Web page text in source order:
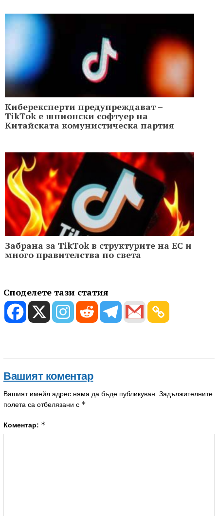
Киберексперти предупреждават –
TikTok е шпионски софтуер на
Китайската комунистическа партия
Забрана за TikTok в структурите на ЕС и
много правителства по света
Споделете тази статия
Вашият коментар
Вашият имейл адрес няма да бъде публикуван. Задължителните
полета са отбелязани с *
Коментар: *